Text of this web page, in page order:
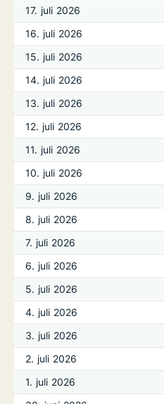
17. juli 2026
16. juli 2026
15. juli 2026
14. juli 2026
13. juli 2026
12. juli 2026
11. juli 2026
10. juli 2026
9. juli 2026
8. juli 2026
7. juli 2026
6. juli 2026
5. juli 2026
4. juli 2026
3. juli 2026
2. juli 2026
1. juli 2026